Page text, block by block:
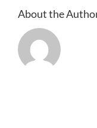
About the